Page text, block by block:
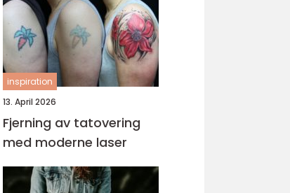
inspiration
13. April 2026
Fjerning av tatovering
med moderne laser